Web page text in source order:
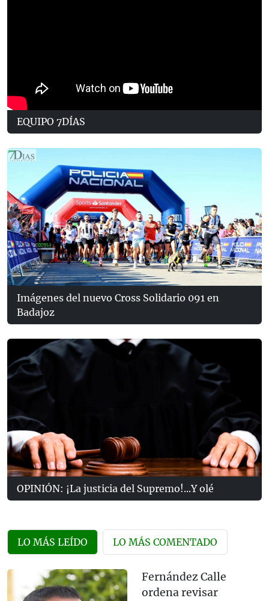
EQUIPO 7DÍAS
Imágenes del nuevo Cross Solidario 091 en
Badajoz
OPINIÓN: ¡La justicia del Supremo!...Y olé
LO MÁS LEÍDO LO MÁS COMENTADO
Fernández Calle
ordena revisar